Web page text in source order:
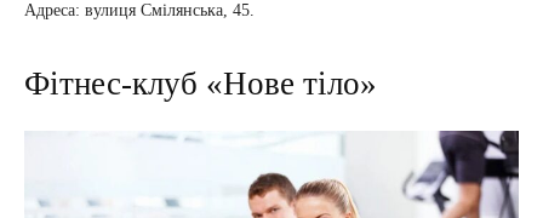
Адреса: вулиця Смілянська, 45.
Фітнес-клуб «Нове тіло»